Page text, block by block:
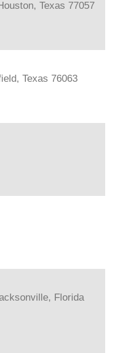
Texas 77057
Texas 76063
Florida